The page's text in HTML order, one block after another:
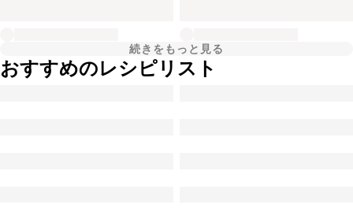
続きをもっと見る
おすすめのレシピリスト